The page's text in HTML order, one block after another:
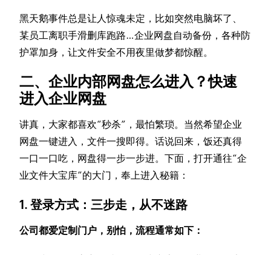
黑天鹅事件总是让人惊魂未定，比如突然电脑坏了、
某员工离职手滑删库跑路…企业网盘自动备份，各种防
护罩加身，让文件安全不用夜里做梦都惊醒。
二、企业内部网盘怎么进入？快速
进入企业网盘
讲真，大家都喜欢“秒杀”，最怕繁琐。当然希望企业
网盘一键进入，文件一搜即得。话说回来，饭还真得
一口一口吃，网盘得一步一步进。下面，打开通往“企
业文件大宝库”的大门，奉上进入秘籍：
1. 登录方式：三步走，从不迷路
公司都爱定制门户，别怕，流程通常如下：